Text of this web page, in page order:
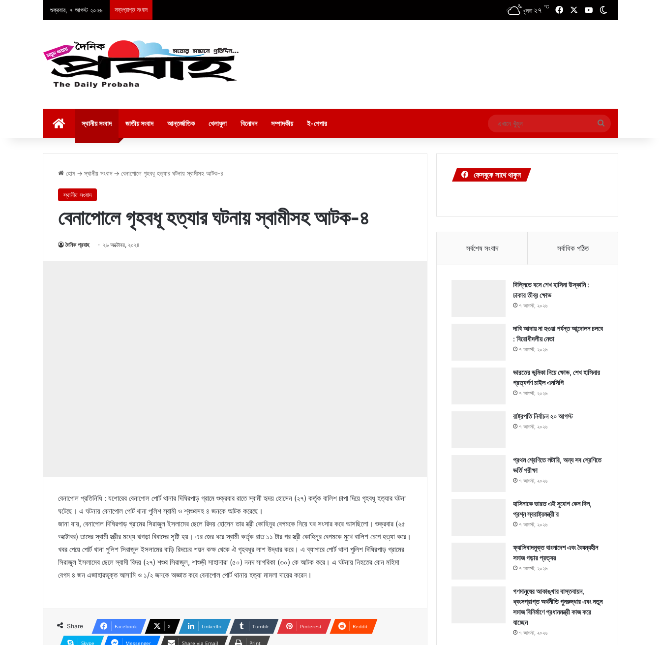
শুক্রবার, ৭ আগস্ট ২০২৬ সদ্যপ্রাপ্ত সংবাদ খুলনা ২৭ ℃ FacebookYouTube
স্থানীয় সংবাদ জাতীয় সংবাদ আন্তর্জাতিক খেলাধুলা বিনোদন সম্পাদকীয় ই-পেপার
এখানে
খুঁজুন
হোম → স্থানীয় সংবাদ → বেনাপোলে গৃহবধূ হত্যার ঘটনায় স্বামীসহ আটক-৪
স্থানীয় সংবাদ
বেনাপোলে গৃহবধূ হত্যার ঘটনায় স্বামীসহ আটক-৪
দৈনিক প্রবাহ ২৬ অক্টোবর, ২০২৪
বেনাপোল প্রতিনিধি : যশোরের বেনাপোল পোর্ট থানার দিঘিরপাড় গ্রামে শুক্রবার রাতে স্বামী হৃদয় হোসেন (২৭) কর্তৃক বালিশ চাপা দিয়ে গৃহবধূ হত্যার ঘটনা
ঘটেছে। এ ঘটনায় বেনাপোল পোর্ট থানা পুলিশ স্বামী ও শ্বশুরসহ ৪ জনকে আটক করেছে।
জানা যায়, বেনাপোল দিঘিরপাড় গ্রামের সিরাজুল ইসলামের ছেলে রিদয় হোসেন তার স্ত্রী কোহিনূর বেগমকে নিয়ে ঘর সংসার করে আসছিলো। শুক্রবার (২৫
অক্টোবর) তাদের স্বামী স্ত্রীর মধ্যে ঝগড়া বিবাদের সৃষ্টি হয়। এর জের ধরে স্বামী কর্তৃক রাত ১১ টার পর স্ত্রী কোহিনূর বেগমকে মুখে বালিশ চেপে হত্যা করে।
খবর পেয়ে পোর্ট থানা পুলিশ সিরাজুল ইসলামের বাড়ি রিদয়ের শয়ন কক্ষ থেকে ঐ গৃহবধূর লাশ উদ্ধার করে। এ ব্যাপারে পোর্ট থানা পুলিশ দিঘিরপাড় গ্রামের
সিরাজুল ইসলামের ছেলে স্বামী রিদয় (২৭) শশুর সিরাজুল, শাশুড়ী সাহানারা (৫০) ননদ সাগরিকা (৩০) কে আটক করে। এ ঘটনায় নিহতের বোন মহিমা
বেগম ৪ জন এজাহারভূক্ত আসামি ও ১/২ জনকে অজ্ঞাত করে বেনাপোল পোর্ট থানায় হত্যা মামলা দায়ের করেন।
Share Facebook X LinkedIn Tumblr Pinterest Reddit
Skype Messenger Share via Email Print
ফেসবুকে সাথে থাকুন
সর্বশেষ সংবাদ সর্বাধিক পঠিত
দিল্লিতে বসে শেখ হাসিনা উস্কানি :
ঢাকার তীব্র ক্ষোভ
৭ আগস্ট, ২০২৬
দাবি আদায় না হওয়া পর্যন্ত আন্দোলন চলবে
: বিরোধীদলীয় নেতা
৭ আগস্ট, ২০২৬
ভারতের ভূমিকা নিয়ে ক্ষোভ, শেখ হাসিনার
প্রত্যর্পণ চাইল এনসিপি
৭ আগস্ট, ২০২৬
রাষ্ট্রপতি নির্বাচন ২০ আগস্ট
৭ আগস্ট, ২০২৬
প্রথম শ্রেণিতে লটারি, অন্য সব শ্রেণিতে
ভর্তি পরীক্ষা
৭ আগস্ট, ২০২৬
হাসিনাকে ভারত এই সুযোগ কেন দিল,
প্রশ্ন স্বরাষ্ট্রমন্ত্রী’র
৭ আগস্ট, ২০২৬
ফ্যাসিবাদমুক্ত বাংলাদেশ এবং বৈষম্যহীন
সমাজ গড়ার প্রত্যয়
৭ আগস্ট, ২০২৬
গণমানুষের আকাঙ্খার বাস্তবায়ন,
ধ্বংসপ্রাপ্ত অর্থনীতি পুনরুদ্ধার এবং নতুন
সমাজ বিনির্মাণে প্রধানমন্ত্রী কাজ করে
যাচ্ছেন
৭ আগস্ট, ২০২৬